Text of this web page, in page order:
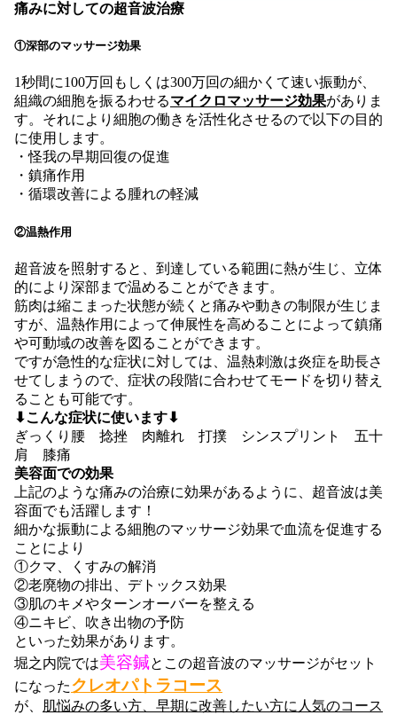
痛みに対しての超音波治療
①深部のマッサージ効果
1秒間に100万回もしくは300万回の細かくて速い振動が、
組織の細胞を振るわせるマイクロマッサージ効果がありま
す。それにより細胞の働きを活性化させるので以下の目的
に使用します。
・怪我の早期回復の促進
・鎮痛作用
・循環改善による腫れの軽減
②温熱作用
超音波を照射すると、到達している範囲に熱が生じ、立体
的により深部まで温めることができます。
筋肉は縮こまった状態が続くと痛みや動きの制限が生じま
すが、温熱作用によって伸展性を高めることによって鎮痛
や可動域の改善を図ることができます。
ですが急性的な症状に対しては、温熱刺激は炎症を助長さ
せてしまうので、症状の段階に合わせてモードを切り替え
ることも可能です。
⬇︎こんな症状に使います⬇︎
ぎっくり腰 捻挫 肉離れ 打撲 シンスプリント 五十
肩 膝痛
美容面での効果
上記のような痛みの治療に効果があるように、超音波は美
容面でも活躍します！
細かな振動による細胞のマッサージ効果で血流を促進する
ことにより
①クマ、くすみの解消
②老廃物の排出、デトックス効果
③肌のキメやターンオーバーを整える
④ニキビ、吹き出物の予防
といった効果があります。
堀之内院では美容鍼とこの超音波のマッサージがセット
になったクレオパトラコース
が、 肌悩みの多い方、早期に改善したい方に人気のコース